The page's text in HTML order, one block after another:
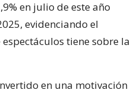
en julio de este año
evidenciando el
tiene sobre la
en una motivación